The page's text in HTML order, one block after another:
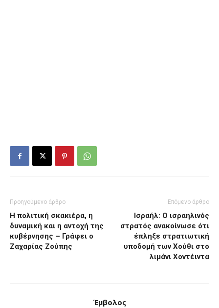
Προηγούμενο άρθρο
Η πολιτική σκακιέρα, η
δυναμική και η αντοχή της
κυβέρνησης – Γράφει ο
Ζαχαρίας Ζούπης
Επόμενο άρθρο
Ισραήλ: Ο ισραηλινός
στρατός ανακοίνωσε ότι
έπληξε στρατιωτική
υποδομή των Χούθι στο
λιμάνι Χοντέιντα
Έμβολος